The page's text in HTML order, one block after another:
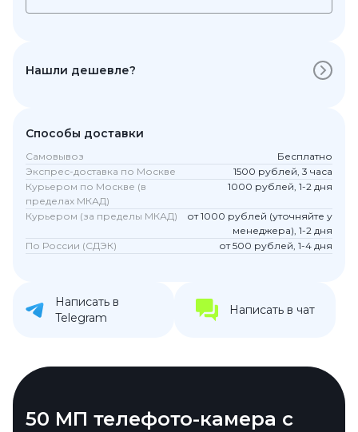
Нашли дешевле?
Способы доставки
Самовывоз
Бесплатно
Экспрес-доставка по Москве
1500 рублей, 3 часа
Курьером по Москве (в
пределах МКАД)
1000 рублей, 1-2 дня
Курьером (за пределы МКАД)
от 1000 рублей (уточняйте у
менеджера), 1-2 дня
По России (СДЭК)
от 500 рублей, 1-4 дня
Написать в
Telegram
Написать в чат
50 МП телефото-камера с